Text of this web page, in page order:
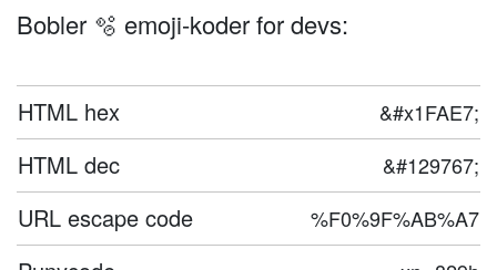
Bobler 🫧 emoji-koder for devs:
HTML hex &#x1FAE7;
HTML dec &#129767;
URL escape code %F0%9F%AB%A7